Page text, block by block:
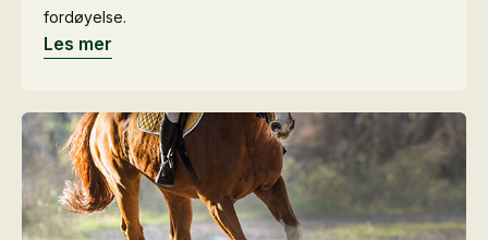
fordøyelse.
Les mer